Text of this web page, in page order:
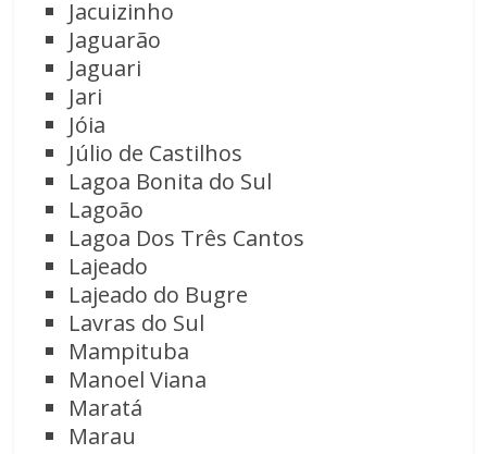
Jacuizinho
Jaguarão
Jaguari
Jari
Jóia
Júlio de Castilhos
Lagoa Bonita do Sul
Lagoão
Lagoa Dos Três Cantos
Lajeado
Lajeado do Bugre
Lavras do Sul
Mampituba
Manoel Viana
Maratá
Marau